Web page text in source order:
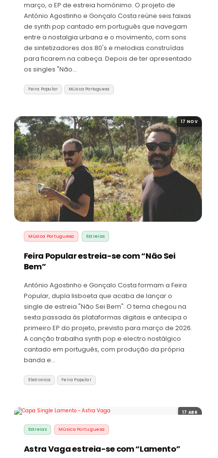
março, o EP de estreia homónimo. O projeto de
António Agostinho e Gonçalo Costa reúne seis faixas
de synth pop cantado em português que navegam
entre a nostalgia urbana e o movimento, com sons
de sintetizadores dos 80's e melodias construídas
para ficarem na cabeça. Depois de ter apresentado
os singles "Não…
Feira Popular Música Portuguesa
17 NOV
Música Portuguesa Estreias
Feira Popular estreia-se com “Não Sei
Bem”
António Agostinho e Gonçalo Costa formam a Feira
Popular, dupla lisboeta que acaba de lançar o
single de estreia "Não Sei Bem". O tema chegou na
sexta passada às plataformas digitais e antecipa o
primeiro EP do projeto, previsto para março de 2026.
A canção trabalha synth pop e electro nostálgico
cantado em português, com produção da própria
banda e…
Eletronica Feira Popular
17 ABR
Estreias Música Portuguesa
Astra Vaga estreia-se com “Lamento”